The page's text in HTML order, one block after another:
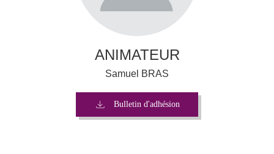
ANIMATEUR
Samuel BRAS
Bulletin d'adhésion